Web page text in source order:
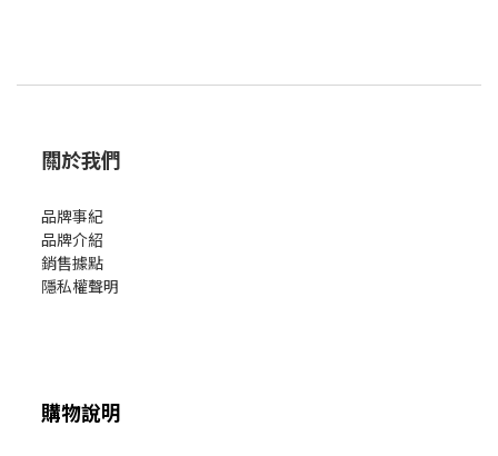
關於我們
品牌事紀
品牌介紹
銷售據點
隱私權聲明
購物說明